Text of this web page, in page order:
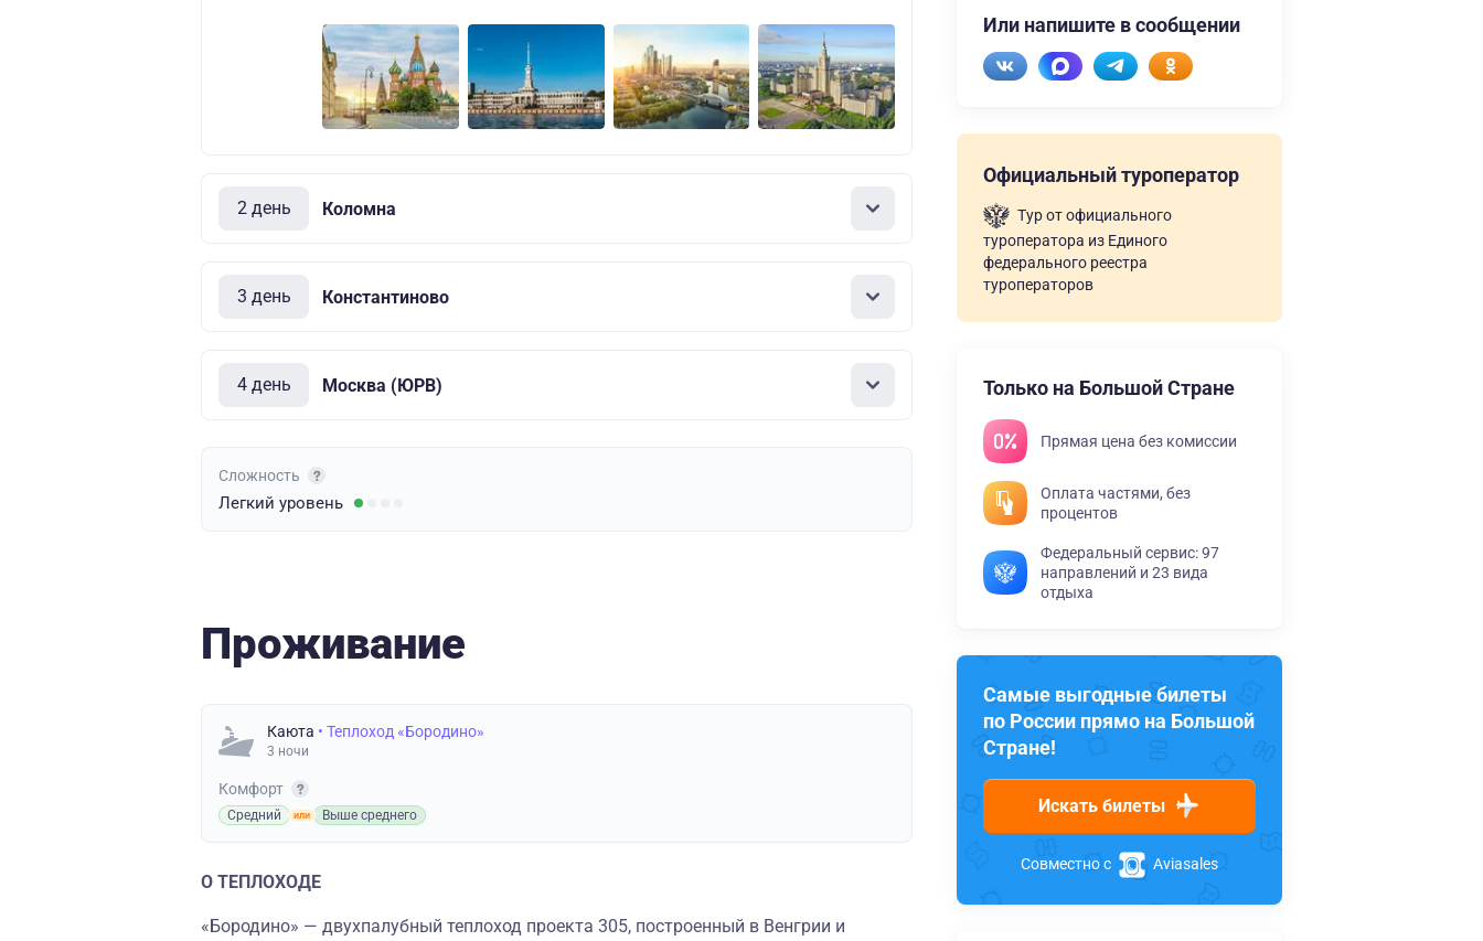
2 день Коломна
3 день Константиново
4 день Москва (ЮРВ)
Сложность
Легкий уровень
Проживание
Каюта • Теплоход «Бородино»
3 ночи
Комфорт
Средний Выше среднего
О ТЕПЛОХОДЕ
«Бородино» — двухпалубный теплоход проекта 305, построенный в Венгрии и
Или напишите в сообщении
Официальный туроператор
Тур от официального
туроператора из Единого
федерального реестра
туроператоров
Только на Большой Стране
Прямая цена без комиссии
Оплата частями, без
процентов
Федеральный сервис: 97
направлений и 23 вида
отдыха
Самые выгодные билеты
по России прямо на Большой
Стране!
Искать билеты
Совместно с Aviasales